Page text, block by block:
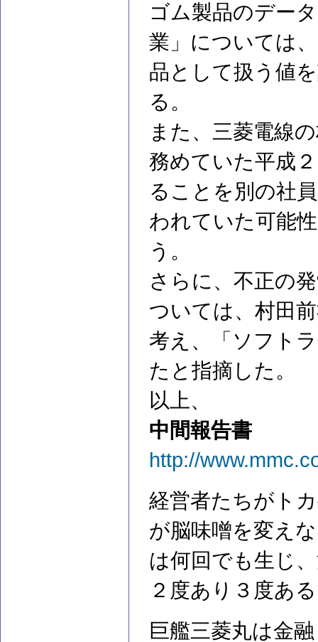
ゴム製品のデー
業」については
品として扱う値
る。
また、三菱電線
務めていた平成
ることを別の社
われていた可能
う。
さらに、不正の
ついては、村田
考え、「ソフト
たと指摘した。
以上、
中間報告書
http://
経営者たちがト
が脳味噌を変え
は何回でも生じ
２度あり３度あ
巨艦三菱丸は金